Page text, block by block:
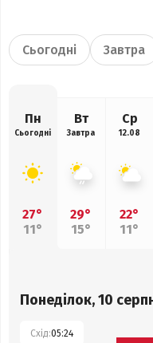
Сьогодні Завтра
Пн
Сьогодні
27°
11°
Вт
Завтра
29°
15°
Ср
12.08
22°
11°
Понеділок, 10
Схід:05:24